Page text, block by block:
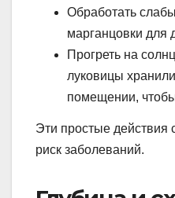
Обработать
марганцовки для
Прогреть на
луковицы
помещении,
Эти простые действия
риск заболеваний.